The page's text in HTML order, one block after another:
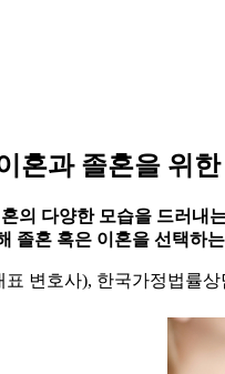
혼과 졸혼을 위
혼의 다양한 모습을 드러
졸혼 혹은 이혼을 선택하
표 변호사), 한국가정법률상